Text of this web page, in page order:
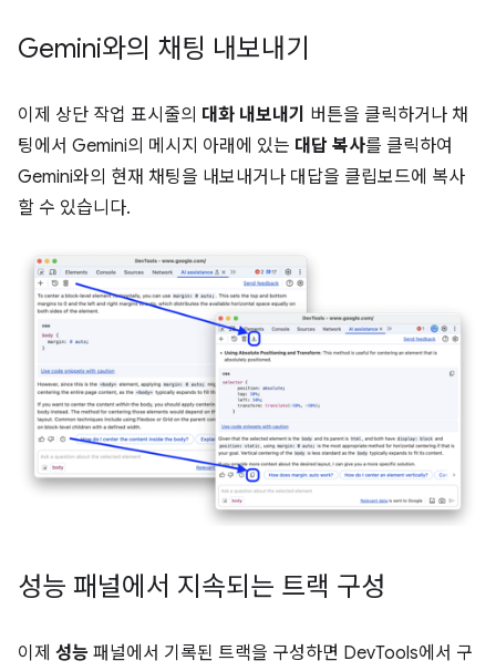
Gemini와의 채팅 내보내기
이제 상단 작업 표시줄의 대화 내보내기 버튼을 클릭하거나 채
팅에서 Gemini의 메시지 아래에 있는 대답 복사를 클릭하여
Gemini와의 현재 채팅을 내보내거나 대답을 클립보드에 복사
할 수 있습니다.
성능 패널에서 지속되는 트랙 구성
이제 성능 패널에서 기록된 트랙을 구성하면 DevTools에서 구